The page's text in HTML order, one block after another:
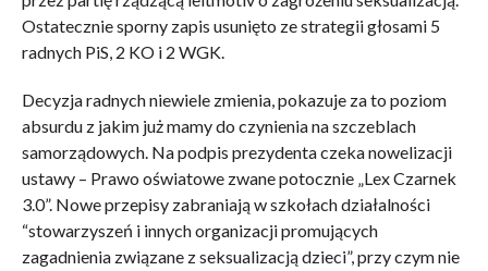
Ostatecznie sporny zapis usunięto ze strategii głosami 5
radnych PiS, 2 KO i 2 WGK.
Decyzja radnych niewiele zmienia, pokazuje za to poziom
absurdu z jakim już mamy do czynienia na szczeblach
samorządowych. Na podpis prezydenta czeka nowelizacji
ustawy – Prawo oświatowe zwane potocznie „Lex Czarnek
3.0”. Nowe przepisy zabraniają w szkołach działalności
“stowarzyszeń i innych organizacji promujących
zagadnienia związane z seksualizacją dzieci”, przy czym nie